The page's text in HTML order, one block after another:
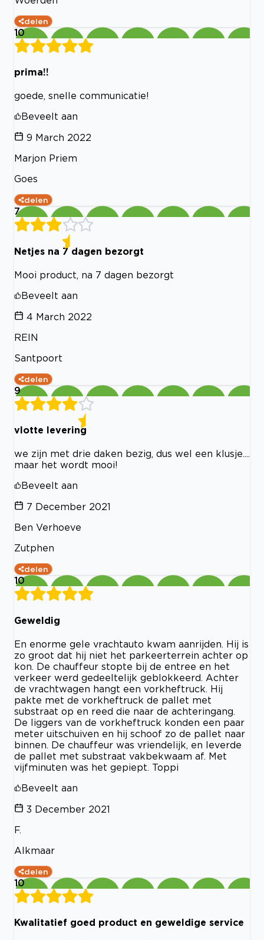
delen
10
prima!!
goede, snelle communicatie!
Beveelt aan
9 March 2022
Marjon Priem
Goes
delen
7
Netjes na 7 dagen bezorgt
Mooi product, na 7 dagen bezorgt
Beveelt aan
4 March 2022
REIN
Santpoort
delen
9
vlotte levering
we zijn met drie daken bezig, dus wel een klusje....
maar het wordt mooi!
Beveelt aan
7 December 2021
Ben Verhoeve
Zutphen
delen
10
Geweldig
En enorme gele vrachtauto kwam aanrijden. Hij is
zo groot dat hij niet het parkeerterrein achter op
kon. De chauffeur stopte bij de entree en het
verkeer werd gedeeltelijk geblokkeerd. Achter
de vrachtwagen hangt een vorkheftruck. Hij
pakte met de vorkheftruck de pallet met
substraat op en reed die naar de achteringang.
De liggers van de vorkheftruck konden een paar
meter uitschuiven en hij schoof zo de pallet naar
binnen. De chauffeur was vriendelijk, en leverde
de pallet met substraat vakbekwaam af. Met
vijfminuten was het gepiept. Toppi
Beveelt aan
3 December 2021
F.
Alkmaar
delen
10
Kwalitatief goed product en geweldige service